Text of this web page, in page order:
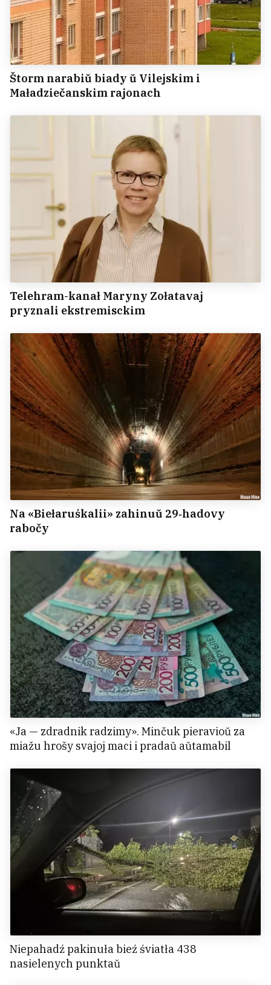
Štorm narabiŭ biady ŭ Vilejskim i
Maładziečanskim rajonach
Telehram-kanał Maryny Zołatavaj
pryznali ekstremisckim
Na «Biełaruśkalii» zahinuŭ 29‑hadovy
rabočy
«Ja — zdradnik radzimy». Minčuk pieravioŭ za
miažu hrošy svajoj maci i pradaŭ aŭtamabil
Niepahadź pakinuła bieź śviatła 438
nasielenych punktaŭ